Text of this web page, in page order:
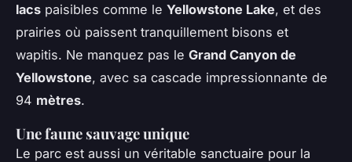
lacs paisibles comme le Yellowstone Lake, et des
prairies où paissent tranquillement bisons et
wapitis. Ne manquez pas le Grand Canyon de
Yellowstone, avec sa cascade impressionnante de
94 mètres.
Une faune sauvage unique
Le parc est aussi un véritable sanctuaire pour la